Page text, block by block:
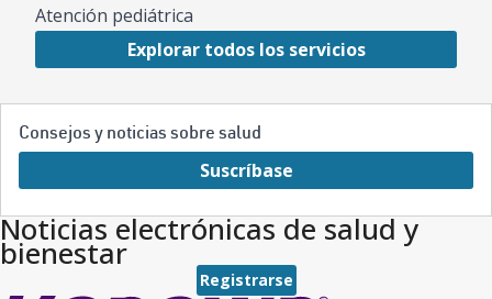
Atención pediátrica
Explorar todos los servicios
Consejos y noticias sobre salud
Suscríbase
Noticias electrónicas de salud y
bienestar
Registrarse